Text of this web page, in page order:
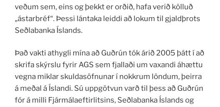
veðum sem, eins og þekkt er orðið, hafa verið kölluð
„ástarbréf“. Þessi lántaka leiddi að lokum til gjaldþrots
Seðlabanka Íslands.
Það vakti athygli mína að Guðrún tók árið 2005 þátt í að
skrifa skýrslu fyrir AGS sem fjallaði um vaxandi áhættu
vegna miklar skuldasöfnunar í nokkrum löndum, þeirra
á meðal á Íslandi. Sú uppgötvun varð til þess að Guðrún
fór á milli Fjármálaeftirlitsins, Seðlabanka Íslands og